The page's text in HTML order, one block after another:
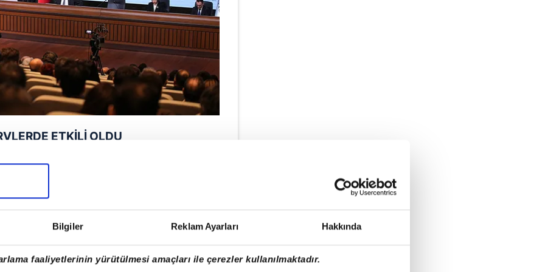
Bilgiler Reklam Ayarları Hakkında
faaliyetlerinin yürütülmesi amaçları ile çerezler kullanılmaktadır.
ETKİLİ OLDU
Karahan, son iki yıllık döneme
artışın 84 milyar dolar olarak
yükümlülüklerde de önemli
dolar ve KKM kaynaklı olarak da